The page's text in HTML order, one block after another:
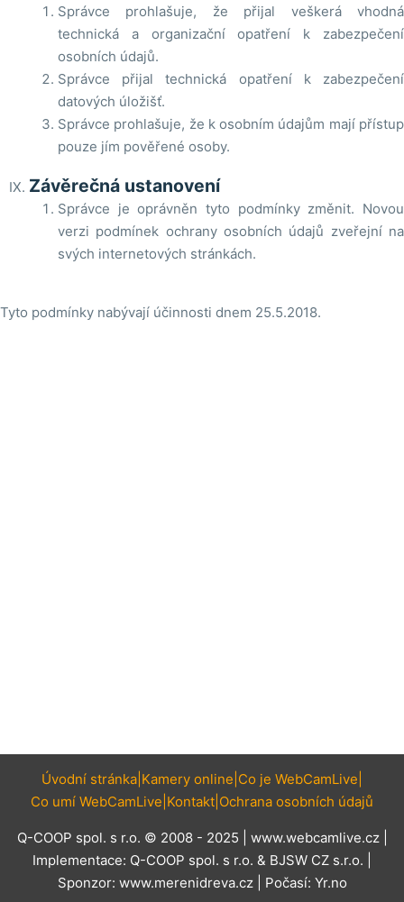
Správce prohlašuje, že přijal veškerá vhodná
technická a organizační opatření k zabezpečení
osobních údajů.
Správce přijal technická opatření k zabezpečení
datových úložišť.
Správce prohlašuje, že k osobním údajům mají přístup
pouze jím pověřené osoby.
Závěrečná ustanovení
Správce je oprávněn tyto podmínky změnit. Novou
verzi podmínek ochrany osobních údajů zveřejní na
svých internetových stránkách.
Tyto podmínky nabývají účinnosti dnem 25.5.2018.
Úvodní stránka Kamery online Co je WebCamLive
Co umí WebCamLive Kontakt Ochrana osobních údajů
Q-COOP spol. s r.o. © 2008 - 2025 | www.webcamlive.cz|
Implementace: Q-COOP spol. s r.o. & BJSW CZ s.r.o.
Sponzor: www.merenidreva.cz| Počasí: Yr.no